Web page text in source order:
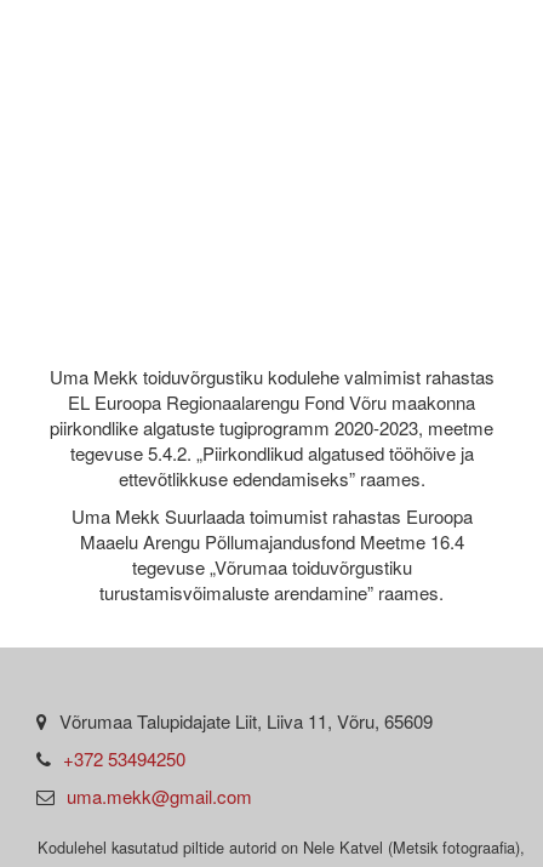
Uma Mekk toiduvõrgustiku kodulehe valmimist rahastas
EL Euroopa Regionaalarengu Fond Võru maakonna
piirkondlike algatuste tugiprogramm 2020-2023, meetme
tegevuse 5.4.2. „Piirkondlikud algatused tööhõive ja
ettevõtlikkuse edendamiseks” raames.
Uma Mekk Suurlaada toimumist rahastas Euroopa
Maaelu Arengu Põllumajandusfond Meetme 16.4
tegevuse „Võrumaa toiduvõrgustiku
turustamisvõimaluste arendamine” raames.
Võrumaa Talupidajate Liit, Liiva 11, Võru, 65609
+372 53494250
uma.mekk@gmail.com
Kodulehel kasutatud piltide autorid on Nele Katvel (Metsik fotograafia),